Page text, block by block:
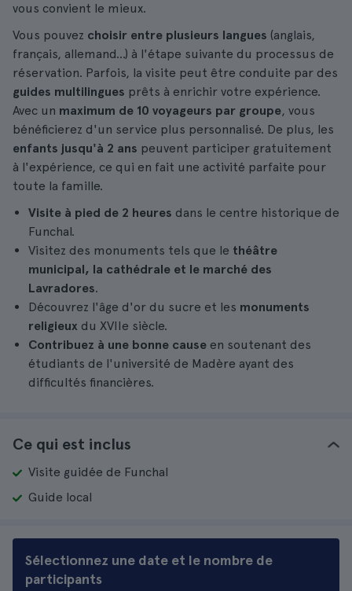
vous convient le mieux.
Vous pouvez choisir entre plusieurs langues (anglais,
français, allemand...) à l'étape suivante du processus de
réservation. Parfois, la visite peut être conduite par des
guides multilingues prêts à enrichir votre expérience.
Avec un maximum de 10 voyageurs par groupe, vous
bénéficierez d'un service plus personnalisé. De plus, les
enfants jusqu'à 2 ans peuvent participer gratuitement
à l'expérience, ce qui en fait une activité parfaite pour
toute la famille.
Visite à pied de 2 heures dans le centre historique de
Funchal.
Visitez des monuments tels que le théâtre
municipal, la cathédrale et le marché des
Lavradores.
Découvrez l'âge d'or du sucre et les monuments
religieux du XVIIe siècle.
Contribuez à une bonne cause en soutenant des
étudiants de l'université de Madère ayant des
difficultés financières.
Ce qui est inclus
Visite guidée de Funchal
Guide local
Sélectionnez une date et le nombre de
participants